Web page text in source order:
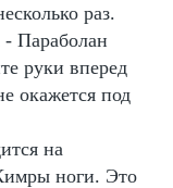
раз.
Параболан
руки вперед
окажется под
на
ноги. Это